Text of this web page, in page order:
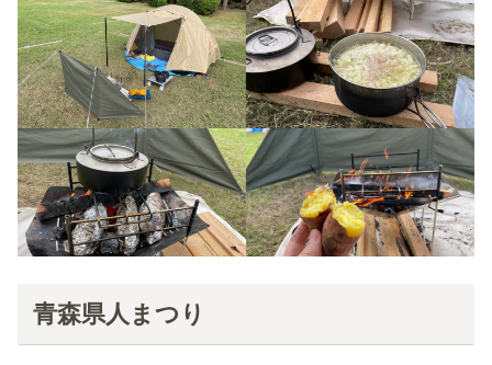
青森県人まつり